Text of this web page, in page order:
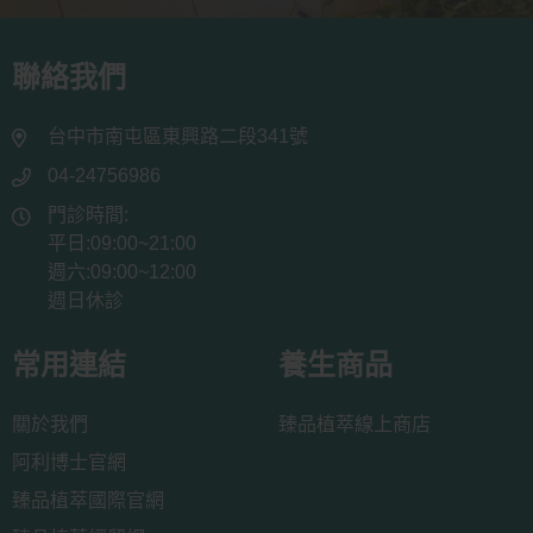
聯絡我們
台中市南屯區東興路二段341號
04-24756986
門診時間:
平日:09:00~21:00
週六:09:00~12:00
週日休診
常用連結
關於我們
阿利博士官網
臻品植萃國際官網
養生商品
臻品植萃線上商店